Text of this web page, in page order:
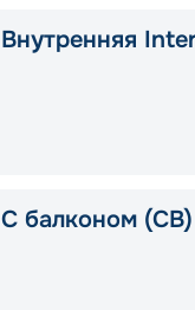
Внутренняя
С балконом (CB)